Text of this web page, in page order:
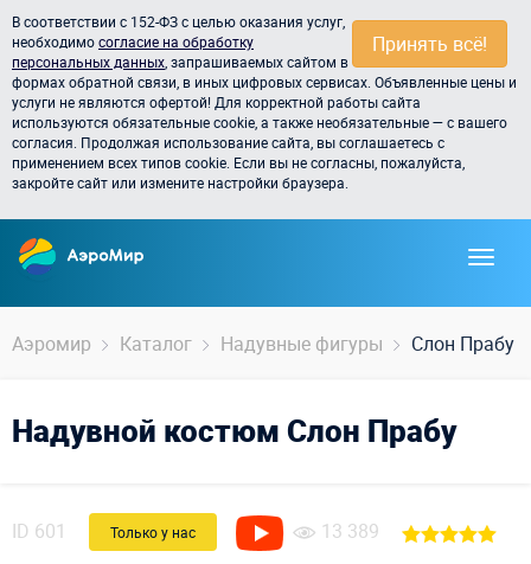
Принять всё!
В соответствии с 152-ФЗ с целью оказания услуг,
необходимосогласие на обработку
персональных данных , запрашиваемых сайтом в
формах обратной связи, в иных цифровых сервисах. Объявленные цены и
услуги не являются офертой! Для корректной работы сайта
используются обязательные cookie, а также необязательные — с вашего
согласия. Продолжая использование сайта, вы соглашаетесь с
применением всех типов cookie. Если вы не согласны, пожалуйста,
закройте сайт или измените настройки браузера.
Аэромир Каталог Надувные фигуры Слон Прабу
Надувной костюм Слон Прабу
ID 601 Только у нас 13 389